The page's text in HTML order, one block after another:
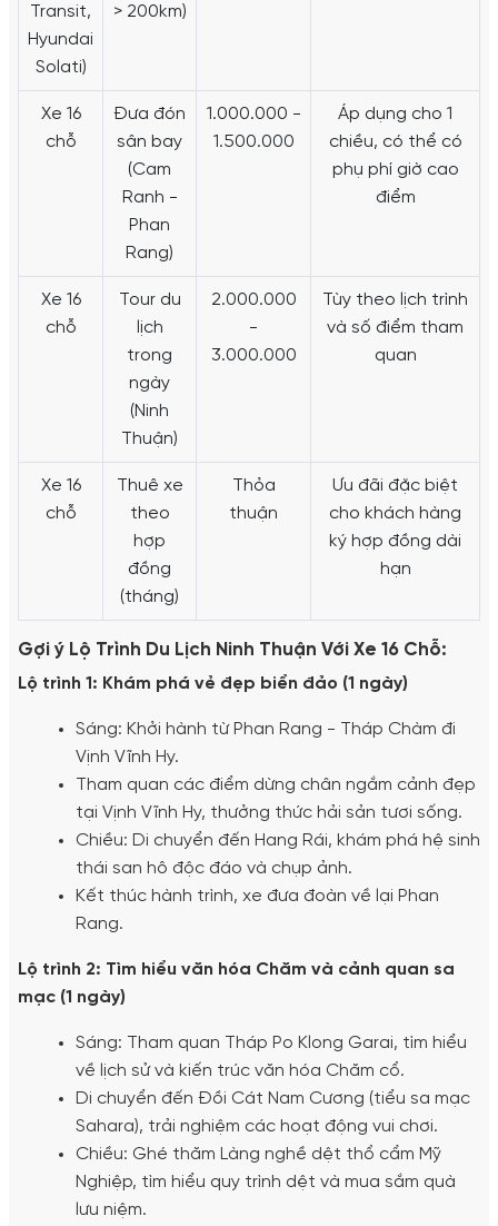
Transit,
Hyundai
Solati)
> 200km)
Xe 16
chỗ
Đưa đón
sân bay
(Cam
Ranh -
Phan
Rang)
1.000.000 -
1.500.000
Áp dụng cho 1
chiều, có thể có
phụ phí giờ cao
điểm
Xe 16
chỗ
Tour du
lịch
trong
ngày
(Ninh
Thuận)
2.000.000
-
3.000.000
Tùy theo lịch trình
và số điểm tham
quan
Xe 16
chỗ
Thuê xe
theo
hợp
đồng
(tháng)
Thỏa
thuận
Ưu đãi đặc biệt
cho khách hàng
ký hợp đồng dài
hạn
Gợi ý Lộ Trình Du Lịch Ninh Thuận Với Xe 16 Chỗ:
Lộ trình 1: Khám phá vẻ đẹp biển đảo (1 ngày)
Sáng: Khởi hành từ Phan Rang - Tháp Chàm đi
Vịnh Vĩnh Hy.
Tham quan các điểm dừng chân ngắm cảnh đẹp
tại Vịnh Vĩnh Hy, thưởng thức hải sản tươi sống.
Chiều: Di chuyển đến Hang Rái, khám phá hệ sinh
thái san hô độc đáo và chụp ảnh.
Kết thúc hành trình, xe đưa đoàn về lại Phan
Rang.
Lộ trình 2: Tìm hiểu văn hóa Chăm và cảnh quan sa
mạc (1 ngày)
Sáng: Tham quan Tháp Po Klong Garai, tìm hiểu
về lịch sử và kiến trúc văn hóa Chăm cổ.
Di chuyển đến Đồi Cát Nam Cương (tiểu sa mạc
Sahara), trải nghiệm các hoạt động vui chơi.
Chiều: Ghé thăm Làng nghề dệt thổ cẩm Mỹ
Nghiệp, tìm hiểu quy trình dệt và mua sắm quà
lưu niệm.